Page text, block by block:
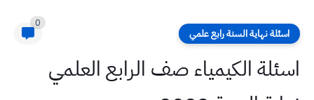
اسئلة نهاية السنة رابع علمي
0
اسئلة الكيمياء صف الرابع العلمي